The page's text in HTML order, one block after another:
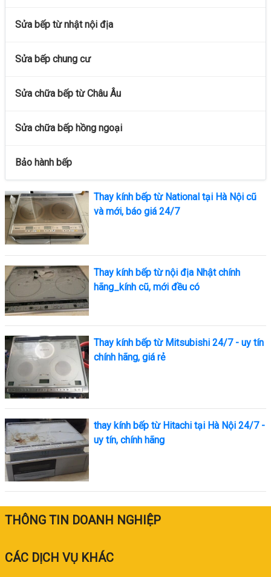
Sửa bếp từ nhật nội địa
Sửa bếp chung cư
Sửa chữa bếp từ Châu Âu
Sửa chữa bếp hồng ngoại
Bảo hành bếp
Thay kính bếp từ National tại Hà Nội cũ
và mới, báo giá 24/7
Thay kính bếp từ nội địa Nhật chính
hãng_kính cũ, mới đều có
Thay kính bếp từ Mitsubishi 24/7 - uy tín
chính hãng, giá rẻ
thay kính bếp từ Hitachi tại Hà Nội 24/7 -
uy tín, chính hãng
THÔNG TIN DOANH NGHIỆP
CÁC DỊCH VỤ KHÁC